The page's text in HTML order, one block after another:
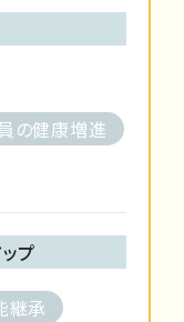
の健康増進
プ
継承